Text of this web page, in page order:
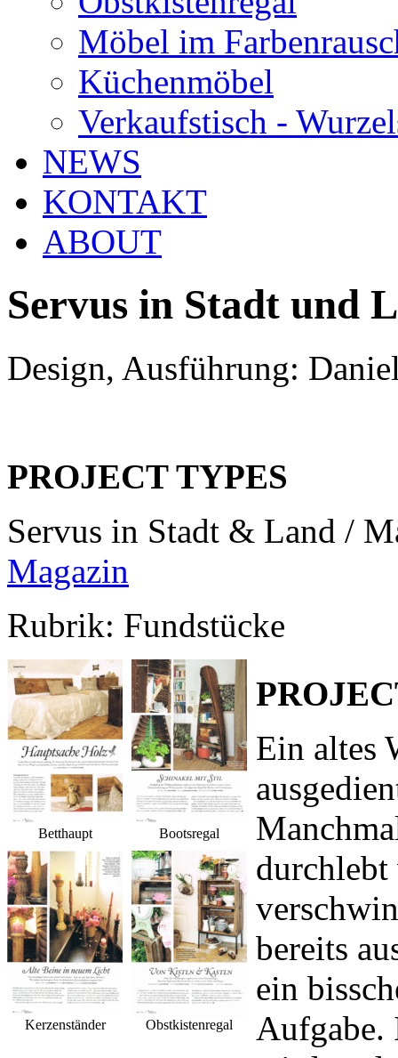
Möbel im
Küchenmöbel
Verkaufstisch -
NEWS
KONTAKT
ABOUT
Servus in Stadt und
Design, Ausführung:
PROJECT TYPES
Servus in Stadt & Land /
Magazin
Rubrik: Fundstücke
Betthaupt Bootsregal
Kerzenständer Obstkistenregal
Ein altes
bereits
ein
Aufgabe.